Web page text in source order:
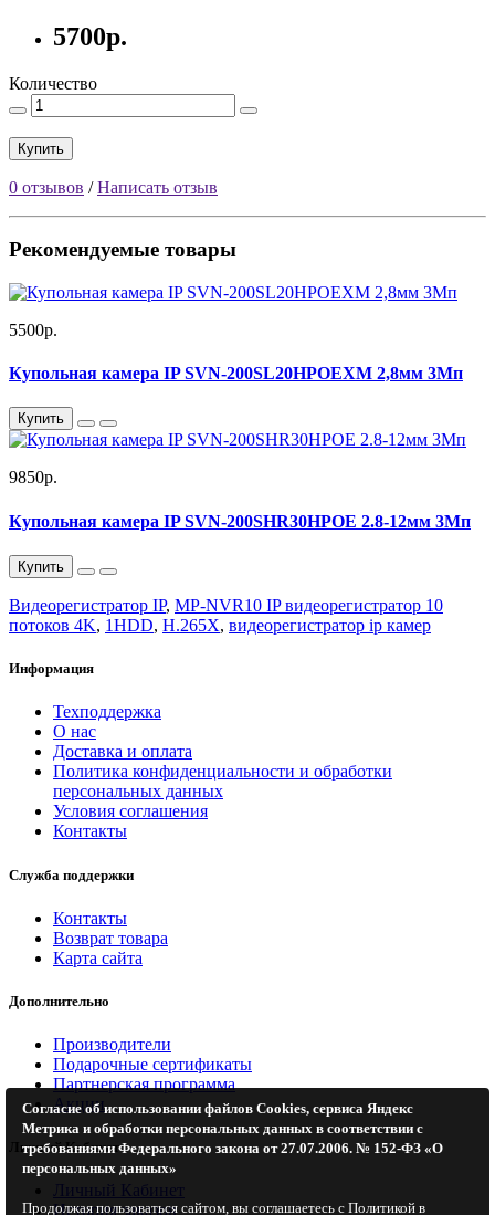
5700р.
Количество
Купить
0 отзывов /Написать отзыв
Рекомендуемые товары
5500р.
Купольная камера IP SVN-200SL20HPOEXM 2,8мм 3Мп
Купить
9850р.
Купольная камера IP SVN-200SHR30HPOE 2.8-12мм 3Мп
Купить
Видеорегистратор IP, MP-NVR10 IP видеорегистратор 10
потоков 4K, 1HDD, H.265X, видеорегистратор ip камер
Информация
Техподдержка
О нас
Доставка и оплата
Политика конфиденциальности и обработки
персональных данных
Условия соглашения
Контакты
Служба поддержки
Контакты
Возврат товара
Карта сайта
Дополнительно
Производители
Подарочные сертификаты
Партнерская программа
Акции
Личный Кабинет
Личный Кабинет
История заказов
Согласие об использовании файлов Cookies, сервиса Яндекс
Метрика и обработки персональных данных в соответствии с
требованиями Федерального закона от 27.07.2006. № 152-ФЗ «О
персональных данных»
Продолжая пользоваться сайтом, вы соглашаетесь с Политикой в